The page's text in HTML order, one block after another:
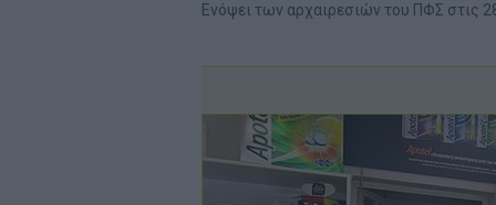
Ενόψει των αρχαιρεσιών του ΠΦΣ στις